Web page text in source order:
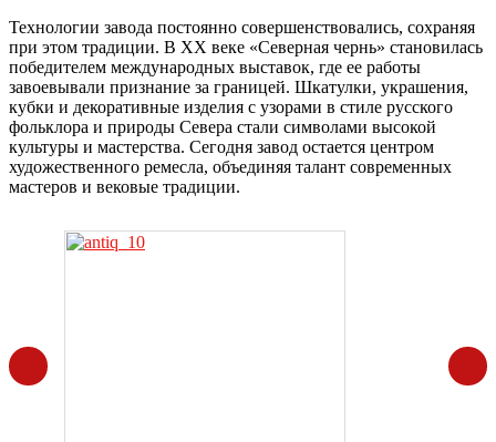
Технологии завода постоянно совершенствовались, сохраняя
при этом традиции. В XX веке «Северная чернь» становилась
победителем международных выставок, где ее работы
завоевывали признание за границей. Шкатулки, украшения,
кубки и декоративные изделия с узорами в стиле русского
фольклора и природы Севера стали символами высокой
культуры и мастерства. Сегодня завод остается центром
художественного ремесла, объединяя талант современных
мастеров и вековые традиции.